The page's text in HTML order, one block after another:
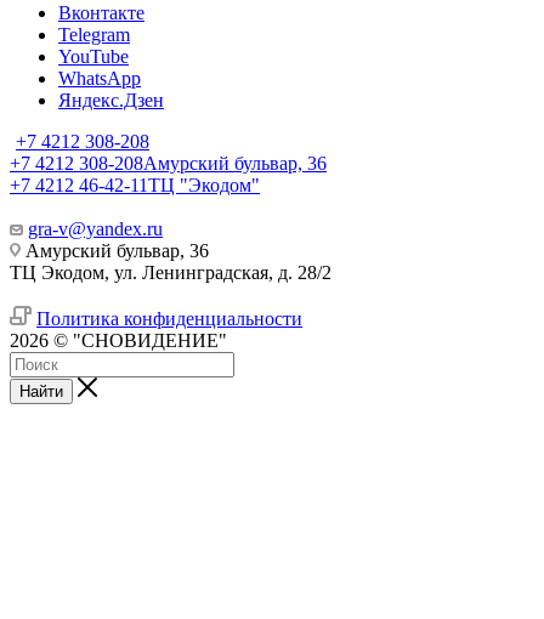
Вконтакте
Telegram
YouTube
WhatsApp
Яндекс.Дзен
+7 4212 308-208
+7 4212 308-208Амурский бульвар, 36
+7 4212 46-42-11ТЦ "Экодом"
gra-v@yandex.ru
Амурский бульвар, 36
ТЦ Экодом, ул. Ленинградская, д. 28/2
Политика конфиденциальности
2026 © "СНОВИДЕНИЕ"
Найти